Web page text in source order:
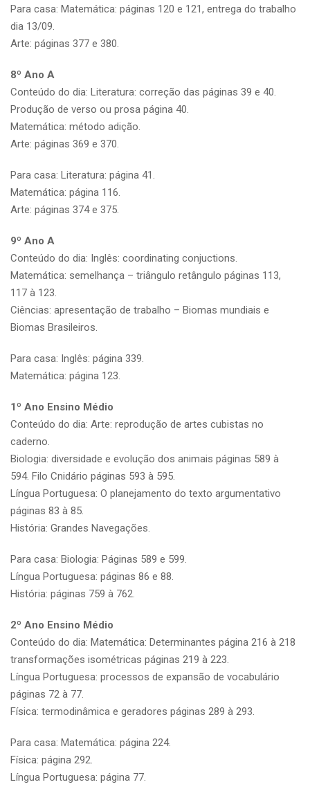
Para casa: Matemática: páginas 120 e 121, entrega do trabalho
dia 13/09.
Arte: páginas 377 e 380.
8º Ano A
Conteúdo do dia: Literatura: correção das páginas 39 e 40.
Produção de verso ou prosa página 40.
Matemática: método adição.
Arte: páginas 369 e 370.
Para casa: Literatura: página 41.
Matemática: página 116.
Arte: páginas 374 e 375.
9º Ano A
Conteúdo do dia: Inglês: coordinating conjuctions.
Matemática: semelhança – triângulo retângulo páginas 113,
117 à 123.
Ciências: apresentação de trabalho – Biomas mundiais e
Biomas Brasileiros.
Para casa: Inglês: página 339.
Matemática: página 123.
1º Ano Ensino Médio
Conteúdo do dia: Arte: reprodução de artes cubistas no
caderno.
Biologia: diversidade e evolução dos animais páginas 589 à
594. Filo Cnidário páginas 593 à 595.
Língua Portuguesa: O planejamento do texto argumentativo
páginas 83 à 85.
História: Grandes Navegações.
Para casa: Biologia: Páginas 589 e 599.
Língua Portuguesa: páginas 86 e 88.
História: páginas 759 à 762.
2º Ano Ensino Médio
Conteúdo do dia: Matemática: Determinantes página 216 à 218
transformações isométricas páginas 219 à 223.
Língua Portuguesa: processos de expansão de vocabulário
páginas 72 à 77.
Física: termodinâmica e geradores páginas 289 à 293.
Para casa: Matemática: página 224.
Física: página 292.
Língua Portuguesa: página 77.